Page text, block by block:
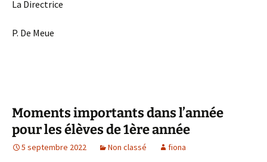
La Directrice
P. De Meue
Moments importants dans l’année
pour les élèves de 1ère année
5 septembre 2022 Non classé fiona